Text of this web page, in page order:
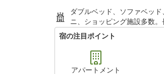
ダブルベッド、ソファベッ
ニ、ショッピング施設多数。
宿の注目ポイント
アパートメント